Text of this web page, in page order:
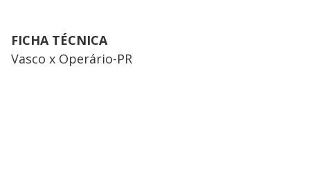
FICHA TÉCNICA
Vasco x Operário-PR